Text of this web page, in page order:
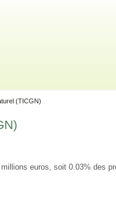
(TICGN)
euros, soit 0.03% des